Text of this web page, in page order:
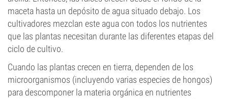
maceta hasta un depósito de agua situado debajo. Los
cultivadores mezclan este agua con todos los nutrientes
que las plantas necesitan durante las diferentes etapas del
ciclo de cultivo.
Cuando las plantas crecen en tierra, dependen de los
microorganismos (incluyendo varias especies de hongos)
para descomponer la materia orgánica en nutrientes